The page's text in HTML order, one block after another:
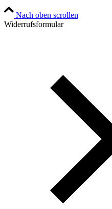
Nach oben scrollen
Widerrufsformular